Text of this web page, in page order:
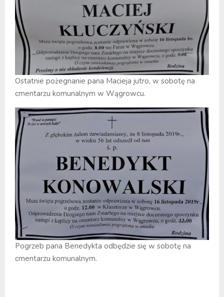
Ostatnie pożegnanie pana Macieja jutro, w sobotę na
cmentarzu komunalnym w Wągrowcu.
Pogrzeb pana Benedykta odbędzie się w sobotę na
cmentarzu komunalnym.